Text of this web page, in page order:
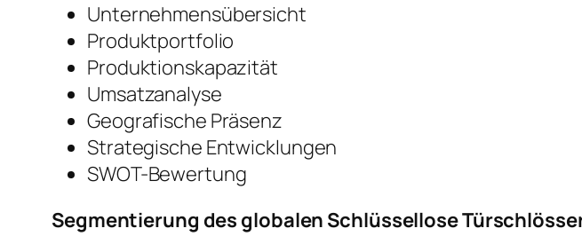
Unternehmensübersicht
Produktportfolio
Produktionskapazität
Umsatzanalyse
Geografische Präsenz
Strategische Entwicklungen
SWOT-Bewertung
Segmentierung des globalen Schlüssellose